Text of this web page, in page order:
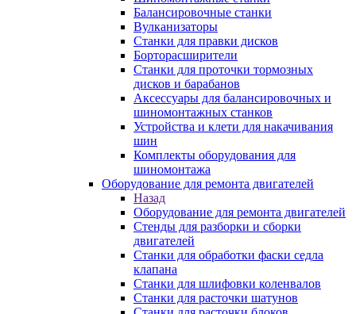
Балансировочные станки
Вулканизаторы
Станки для правки дисков
Борторасширители
Станки для проточки тормозных
дисков и барабанов
Аксессуары для балансировочных и
шиномонтажных станков
Устройства и клети для накачивания
шин
Комплекты оборудования для
шиномонтажа
Оборудование для ремонта двигателей
Назад
Оборудование для ремонта двигателей
Стенды для разборки и сборки
двигателей
Станки для обработки фаски седла
клапана
Станки для шлифовки коленвалов
Станки для расточки шатунов